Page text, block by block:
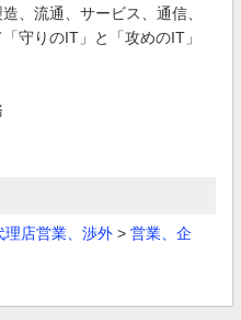
、流通、サービス、通信、
守りのIT」と「攻めのIT」
理店営業、渉外 > 営業、企